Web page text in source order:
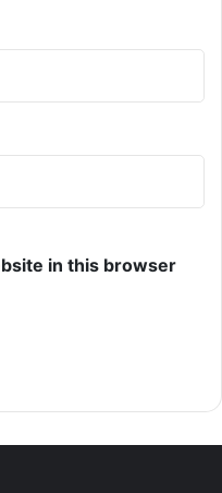
in this browser